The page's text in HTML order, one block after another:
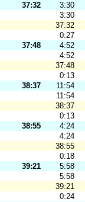
37:32
3:30
3:30
37:32
0:27
37:48
4:52
4:52
37:48
0:13
38:37
11:54
11:54
38:37
0:13
38:55
4:24
4:24
38:55
0:18
39:21
5:58
5:58
39:21
0:24